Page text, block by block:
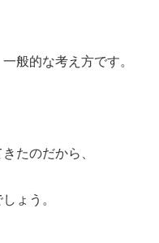
般的な考え方です。
たのだから、
ょう。